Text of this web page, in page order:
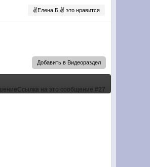
✌Елена Б.✌ это нравится
Добавить в Видеораздел